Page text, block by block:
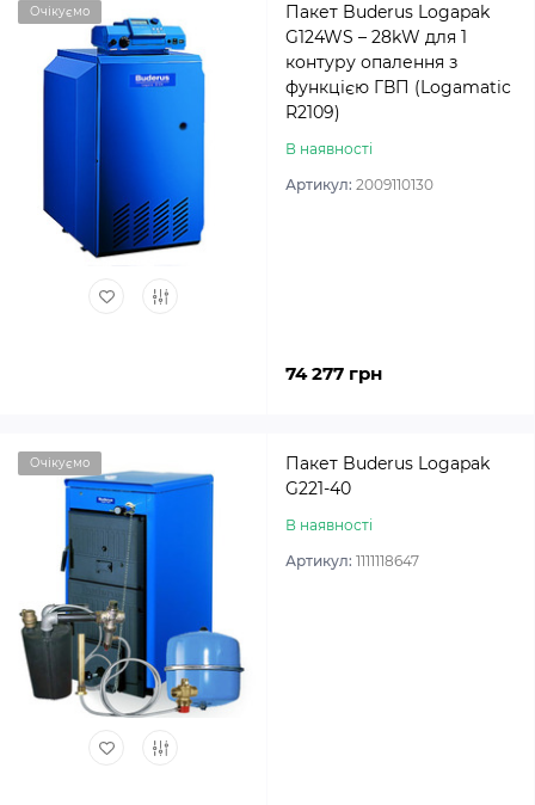
Очікуємо
Пакет Buderus Logapak
G124WS – 28kW для 1
контуру опалення з
функцією ГВП (Logamatic
R2109)
В наявності
Артикул: 2009110130
74 277 грн
Очікуємо
Пакет Buderus Logapak
G221-40
В наявності
Артикул: 1111118647